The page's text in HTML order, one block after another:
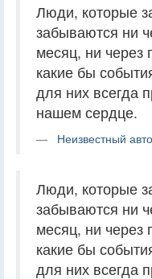
Люди, которые
забываются ни
месяц, ни через
какие бы
для них всегда
нашем сердце.
Неизвестный
Люди, которые
забываются ни
месяц, ни через
какие бы
для них всегда